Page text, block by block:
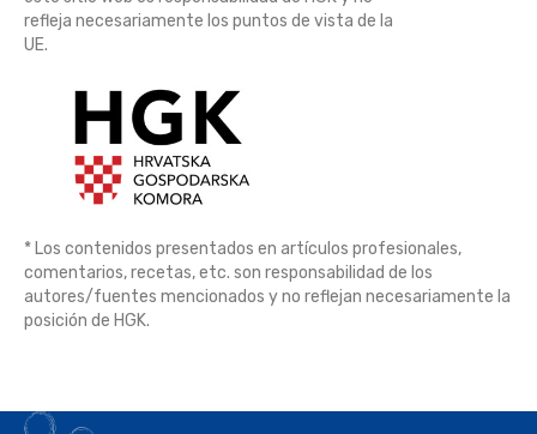
refleja necesariamente los puntos de vista de la
UE.
* Los contenidos presentados en artículos profesionales,
comentarios, recetas, etc. son responsabilidad de los
autores/fuentes mencionados y no reflejan necesariamente la
posición de HGK.